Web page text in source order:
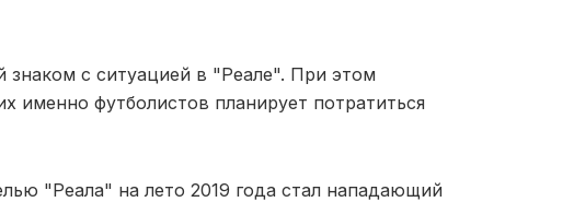
знаком с ситуацией в "Реале". При этом
именно футболистов планирует потратиться
"Реала" на лето 2019 года стал нападающий